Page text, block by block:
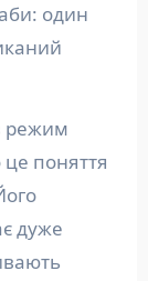
один
режим
поняття
дуже